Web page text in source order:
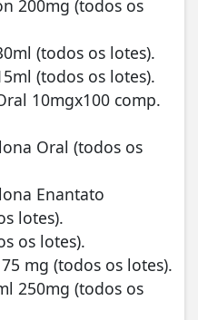
200mg (todos os
(todos os lotes).
(todos os lotes).
10mgx100 comp.
Oral (todos os
Enantato
lotes).
os lotes).
mg (todos os lotes).
250mg (todos os